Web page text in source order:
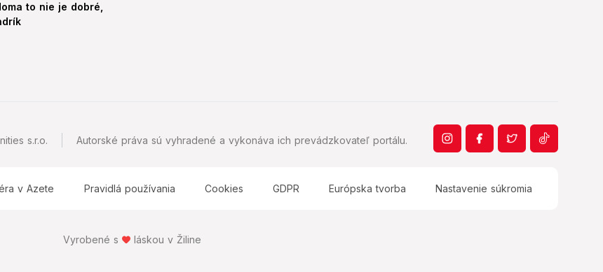
to nie je dobré,
s.r.o. Autorské práva sú vyhradené a vykonáva ich prevádzkovateľ portálu.
v Azete Pravidlá používania Cookies GDPR Európska tvorba Nastavenie súkromia
Vyrobené s láskou v Žiline